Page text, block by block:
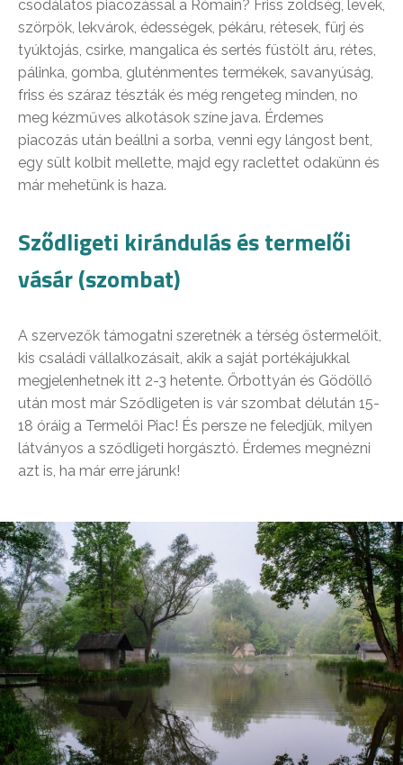
csodálatos piacozással a Rómain? Friss zöldség, levek,
szörpök, lekvárok, édességek, pékáru, rétesek, fürj és
tyúktojás, csirke, mangalica és sertés füstölt áru, rétes,
pálinka, gomba, gluténmentes termékek, savanyúság,
friss és száraz tészták és még rengeteg minden, no
meg kézműves alkotások színe java. Érdemes
piacozás után beállni a sorba, venni egy lángost bent,
egy sült kolbit mellette, majd egy raclettet odakünn és
már mehetünk is haza.
Sződligeti kirándulás és termelői
vásár (szombat)
A szervezők támogatni szeretnék a térség őstermelőit,
kis családi vállalkozásait, akik a saját portékájukkal
megjelenhetnek itt 2-3 hetente. Őrbottyán és Gödöllő
után most már Sződligeten is vár szombat délután 15-
18 óráig a Termelői Piac! És persze ne feledjük, milyen
látványos a sződligeti horgásztó. Érdemes megnézni
azt is, ha már erre járunk!